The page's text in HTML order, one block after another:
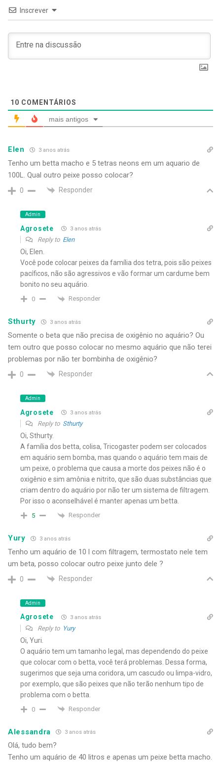
Inscrever
10 COMENTÁRIOS
mais antigos
Elen 3 anos atrás
Tenho um betta macho e 5 tetras neons em um aquario de
100L. Qual outro peixe posso colocar?
0 Responder
Admin
Agrosete 3 anos atrás
Reply to Elen
Oi, Elen.
Você pode colocar peixes da família dos tetra, pois são peixes
pacíficos, não são agressivos e vão formar um cardume bem
bonito no seu aquário.
0 Responder
Sthurty 3 anos atrás
Somente o beta que não precisa de oxigênio no aquário? Ou
tem outro que posso colocar no mesmo aquário que não terei
problemas por não ter bombinha de oxigênio?
0 Responder
Admin
Agrosete 3 anos atrás
Reply to Sthurty
Oi, Sthurty.
A família dos betta, colisa, Tricogaster podem ser colocados
em aquário sem bomba, mas quando o aquário tem mais de
um peixe, o problema que causa a morte dos peixes não é o
oxigênio e sim amônia e nitrito, que são duas substâncias que
criam dentro do aquário por não ter um sistema de filtragem.
Por isso o aconselhável é manter apenas um betta.
5 Responder
Yury 3 anos atrás
Tenho um aquário de 10 l com filtragem, termostato nele tem
um beta, posso colocar outro peixe junto dele ?
0 Responder
Admin
Agrosete 3 anos atrás
Reply to Yury
Oi, Yuri.
O aquário tem um tamanho legal, mas dependendo do peixe
que colocar com o betta, você terá problemas. Dessa forma,
sugerimos que seja uma coridora, um cascudo ou limpa-vidro,
por exemplo, que são peixes que não terão nenhum tipo de
problema com o betta.
0 Responder
Alessandra 3 anos atrás
Olá, tudo bem?
Tenho um aquário de 40 litros e apenas um peixe betta macho.